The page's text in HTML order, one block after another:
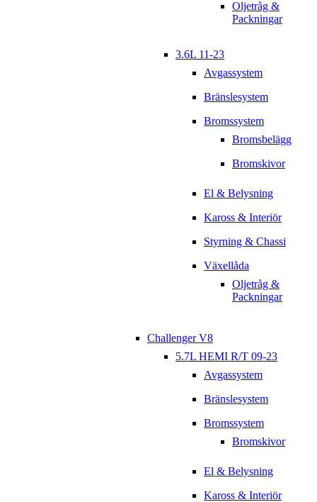
Oljetråg &
Packningar
3.6L 11-23
Avgassystem
Bränslesystem
Bromssystem
Bromsbelägg
Bromskivor
El & Belysning
Kaross & Interiör
Styrning & Chassi
Växellåda
Oljetråg &
Packningar
Challenger V8
5.7L HEMI R/T 09-23
Avgassystem
Bränslesystem
Bromssystem
Bromskivor
El & Belysning
Kaross & Interiör